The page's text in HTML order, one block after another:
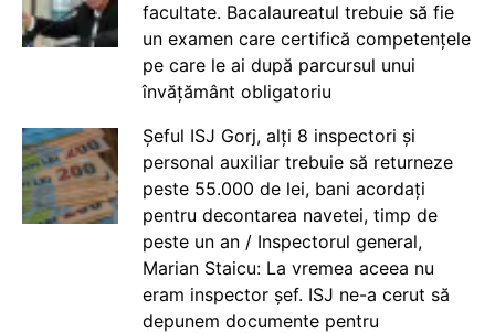
facultate. Bacalaureatul trebuie să fie
un examen care certifică competențele
pe care le ai după parcursul unui
învățământ obligatoriu
Șeful ISJ Gorj, alți 8 inspectori și
personal auxiliar trebuie să returneze
peste 55.000 de lei, bani acordați
pentru decontarea navetei, timp de
peste un an / Inspectorul general,
Marian Staicu: La vremea aceea nu
eram inspector șef. ISJ ne-a cerut să
depunem documente pentru